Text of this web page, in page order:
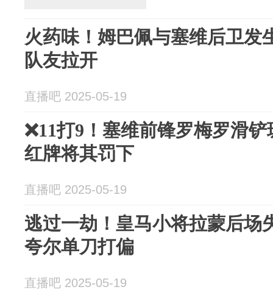
火药味！姆巴佩与塞维后卫发
队友拉开
直播吧 2025-05-19
❌️11打9！塞维前锋罗梅罗滑
红牌将其罚下
直播吧 2025-05-19
逃过一劫！皇马小将拉蒙后场
夸尔单刀打偏
直播吧 2025-05-19